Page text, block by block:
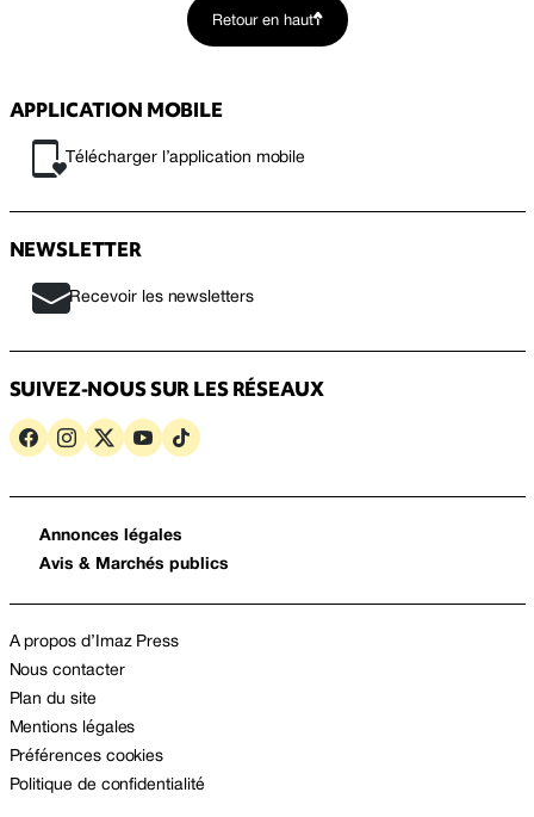
Retour en haut
APPLICATION MOBILE
Télécharger l’application mobile
NEWSLETTER
Recevoir les newsletters
SUIVEZ-NOUS SUR LES RÉSEAUX
Annonces légales
Avis & Marchés publics
A propos d’Imaz Press
Nous contacter
Plan du site
Mentions légales
Préférences cookies
Politique de confidentialité